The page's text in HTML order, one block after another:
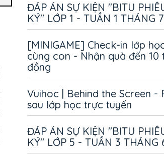
ĐÁP ÁN SỰ KIỆN "BITU
KÝ" LỚP 1 - TUẦN 1 THÁNG 7
[MINIGAME] Check-in lớp
cùng con - Nhận quà đến 10
đồng
Vuihoc | Behind the Screen -
sau lớp học trực tuyến
ĐÁP ÁN SỰ KIỆN "BITU
KÝ" LỚP 5 - TUẦN 3 THÁNG